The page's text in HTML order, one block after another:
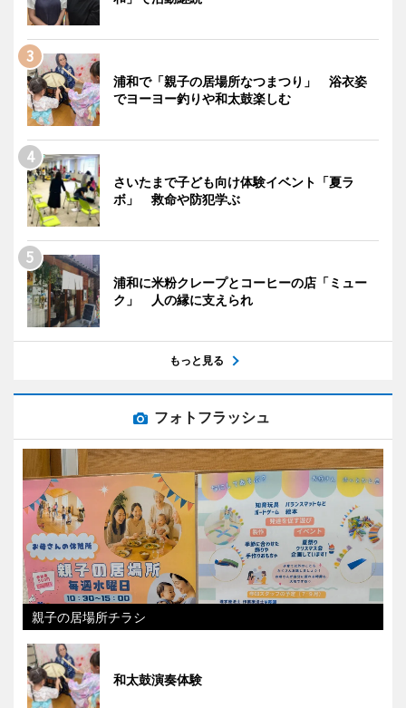
浦和で「親子の居場所なつまつり」 浴衣姿
でヨーヨー釣りや和太鼓楽しむ
さいたまで子ども向け体験イベント「夏ラ
ボ」 救命や防犯学ぶ
浦和に米粉クレープとコーヒーの店「ミュー
ク」 人の縁に支えられ
もっと見る
フォトフラッシュ
親子の居場所チラシ
和太鼓演奏体験